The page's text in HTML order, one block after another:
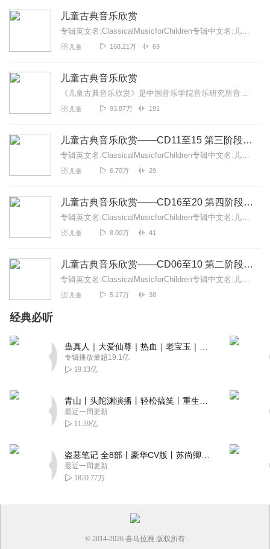
儿童古典音乐欣赏
专辑英文名:ClassicalMusicforChildren专辑中文名:儿童古典音乐欣赏别名:古典音乐欣赏艺术家:德国原版古典音乐著名播音...
儿童 168.21万 69
儿童古典音乐欣赏
《儿童古典音乐欣赏》是中国音乐学院音乐研究所音乐与智能研究中心承担的国家十五规划重点课题成果，是国内首套为孩子量身定做的音乐学习与能力训练的专业宝典。《儿童古典...
儿童 93.87万 191
儿童古典音乐欣赏——CD11至15 第三阶段体验期
专辑英文名:ClassicalMusicforChildren专辑中文名:儿童古典音乐欣赏别名:古典音乐欣赏艺术家:德国原版古典音乐著名播...
儿童 6.70万 29
儿童古典音乐欣赏——CD16至20 第四阶段欣赏期
专辑英文名:ClassicalMusicforChildren专辑中文名:儿童古典音乐欣赏别名:古典音乐欣赏艺术家:德国原版古典音乐著名播音...
儿童 8.00万 41
儿童古典音乐欣赏——CD06至10 第二阶段萌芽期
专辑英文名:ClassicalMusicforChildren专辑中文名:儿童古典音乐欣赏别名:古典音乐欣赏艺术家:德国原版古典音乐著名播音...
儿童 5.17万 38
经典必听
专辑播放量超19.1亿
19.13亿
最近一周更新
11.39亿
最近一周更新
1820.77万
© 2014-2026 喜马拉雅 版权所有